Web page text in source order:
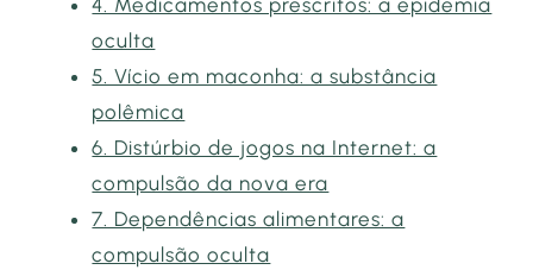
oculta
5. Vício em maconha: a substância
polêmica
6. Distúrbio de jogos na Internet: a
compulsão da nova era
7. Dependências alimentares: a
compulsão oculta